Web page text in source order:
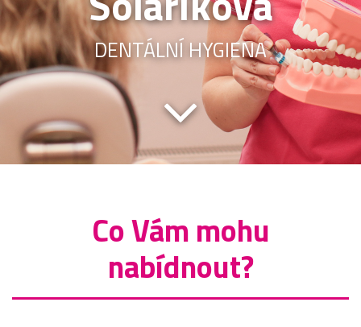
DENTÁLNÍ HYGIENA
Co Vám mohu
nabídnout?